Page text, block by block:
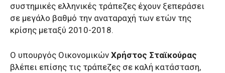
συστημικές ελληνικές τράπεζες έχουν ξεπεράσει
σε μεγάλο βαθμό την αναταραχή των ετών της
κρίσης μεταξύ 2010-2018.
Ο υπουργός Οικονομικών Χρήστος Σταϊκούρας
βλέπει επίσης τις τράπεζες σε καλή κατάσταση,